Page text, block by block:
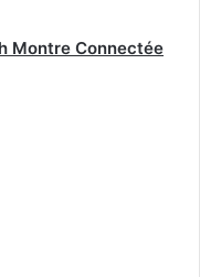
Montre Connectée